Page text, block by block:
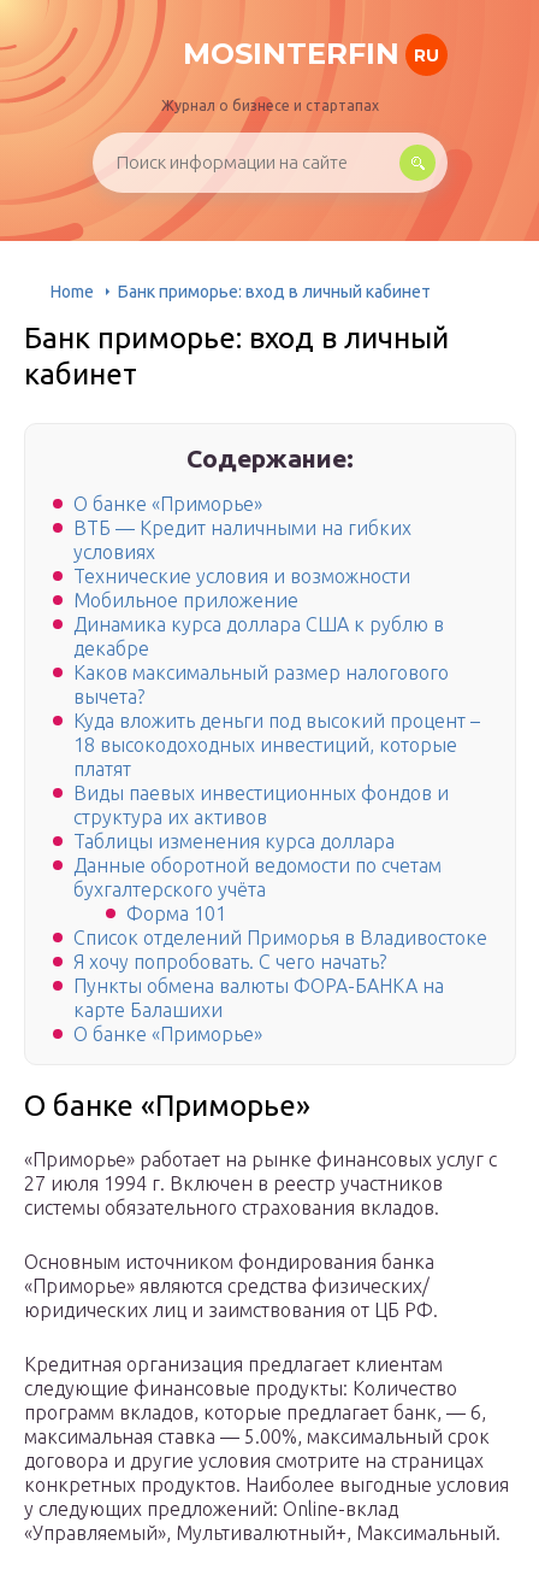
MOSINTERFIN RU
Журнал о бизнесе и стартапах
Home Банк приморье: вход в личный кабинет
Банк приморье: вход в личный
кабинет
Содержание:
О банке «Приморье»
ВТБ — Кредит наличными на гибких
условиях
Технические условия и возможности
Мобильное приложение
Динамика курса доллара США к рублю в
декабре
Каков максимальный размер налогового
вычета?
Куда вложить деньги под высокий процент –
18 высокодоходных инвестиций, которые
платят
Виды паевых инвестиционных фондов и
структура их активов
Таблицы изменения курса доллара
Данные оборотной ведомости по счетам
бухгалтерского учёта
Форма 101
Список отделений Приморья в Владивостоке
Я хочу попробовать. С чего начать?
Пункты обмена валюты ФОРА-БАНКА на
карте Балашихи
О банке «Приморье»
О банке «Приморье»
«Приморье» работает на рынке финансовых услуг с
27 июля 1994 г. Включен в реестр участников
системы обязательного страхования вкладов.
Основным источником фондирования банка
«Приморье» являются средства физических/
юридических лиц и заимствования от ЦБ РФ.
Кредитная организация предлагает клиентам
следующие финансовые продукты: Количество
программ вкладов, которые предлагает банк, — 6,
максимальная ставка — 5.00%, максимальный срок
договора и другие условия смотрите на страницах
конкретных продуктов. Наиболее выгодные условия
у следующих предложений: Online-вклад
«Управляемый», Мультивалютный+, Максимальный.